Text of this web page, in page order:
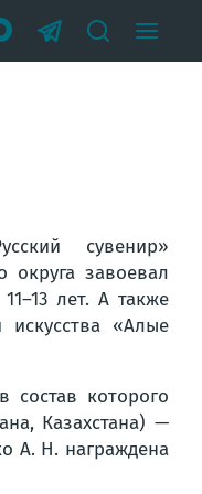
сувенир»
округа завоевал
лет. А также
«Алые
которого
Казахстана) —
А. Н. награждена